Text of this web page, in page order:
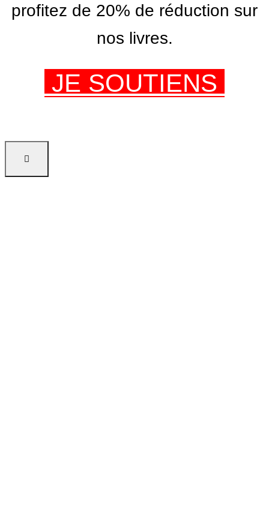
profitez de 20% de réduction sur
nos livres.
JE SOUTIENS